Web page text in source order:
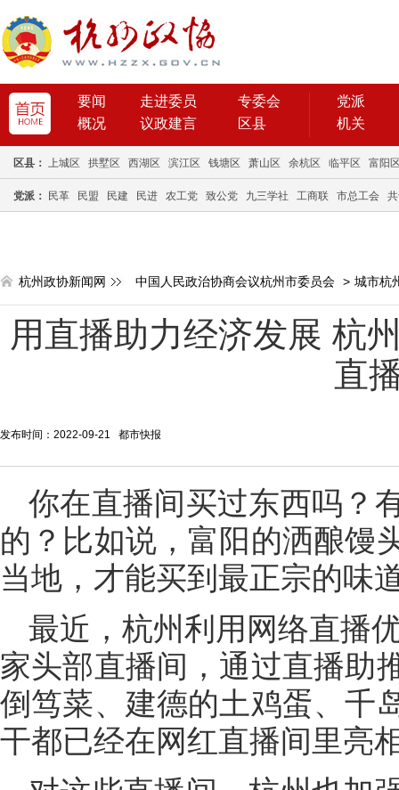
要闻 走进委员
专委会
概况
议政建言 区县
党派
机关
区县： 上城区 拱墅区 西湖区 滨江区 钱塘区 萧山区 余杭区 临平区 富阳
党派： 民革 民盟 民建 民进 农工党 致公党 九三学社 工商联 市总工会
杭州政协新闻网 中国人民政治协商会议杭州市委员会 > 城市杭
用直播助力经济发展 杭
直
发布时间：2022-09-21 都市快报
你在直播间买过东西吗？
的？比如说，富阳的洒酿馒
当地，才能买到最正宗的味
最近，杭州利用网络直播
家头部直播间，通过直播助
倒笃菜、建德的土鸡蛋、千
干都已经在网红直播间里亮